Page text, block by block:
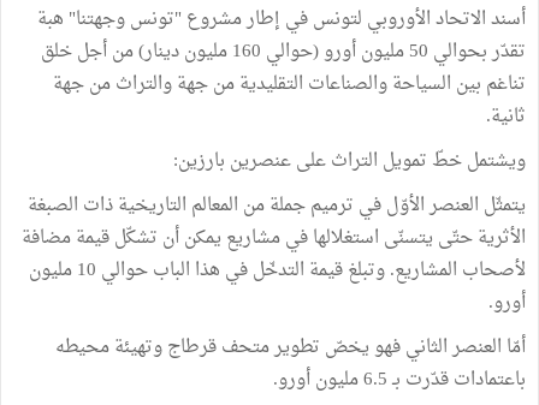
أسند الاتحاد الأوروبي لتونس في إطار مشروع "تونس وجهتنا" هبة
تقدّر بحوالي 50 مليون أورو (حوالي 160 مليون دينار) من أجل خلق
تناغم بين السياحة والصناعات التقليدية من جهة والتراث من جهة
ثانية.
ويشتمل خطّ تمويل التراث على عنصرين بارزين:
يتمثّل العنصر الأوّل في ترميم جملة من المعالم التاريخية ذات الصبغة
الأثرية حتّى يتسنّى استغلالها في مشاريع يمكن أن تشكّل قيمة مضافة
لأصحاب المشاريع. وتبلغ قيمة التدخّل في هذا الباب حوالي 10 مليون
أورو.
أمّا العنصر الثاني فهو يخصّ تطوير متحف قرطاج وتهيئة محيطه
باعتمادات قدّرت بـ 6.5 مليون أورو.